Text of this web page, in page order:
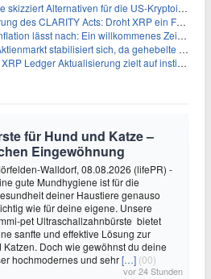
Alternativen für die US-Kryptoindustrie ohne CLARITY Act
CLARITY Acts: Droht XRP ein Fall unter die $1-Marke?
nach: Ein willkommenes Zeichen für Investoren angesichts der Folgen des Öl-Schocks
stabilisiert sich, da gehebelte Positionen abgebaut werden
Ledger Aktualisierung zielt auf institutionelle Akzeptanz ab
für Hund und Katze –
Eingewöhnung
Walldorf, 08.08.2026 (lifePR) -
gute Mundhygiene ist für die
deiner Haustiere genauso
wie für deine eigene. Unsere
pet Ultraschallzahnbürste bietet
sanfte und effektive Lösung zur
Doch wie gewöhnst du deine
hochmodernes und sehr[…] (00)
vor 24 Stunden